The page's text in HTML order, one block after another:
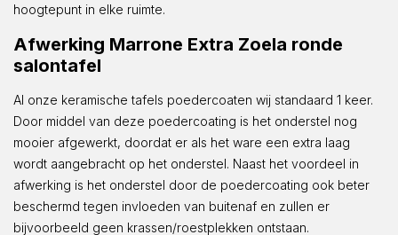
hoogtepunt in elke ruimte.
Afwerking Marrone Extra Zoela ronde
salontafel
Al onze keramische tafels poedercoaten wij standaard 1 keer.
Door middel van deze poedercoating is het onderstel nog
mooier afgewerkt, doordat er als het ware een extra laag
wordt aangebracht op het onderstel. Naast het voordeel in
afwerking is het onderstel door de poedercoating ook beter
beschermd tegen invloeden van buitenaf en zullen er
bijvoorbeeld geen krassen/roestplekken ontstaan.